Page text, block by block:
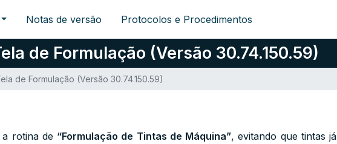
Notas de versão Protocolos e Procedimentos
de Formulação (Versão 30.74.150.59)
de Formulação (Versão 30.74.150.59)
rotina de “Formulação de Tintas de Máquina”, evitando que tintas já